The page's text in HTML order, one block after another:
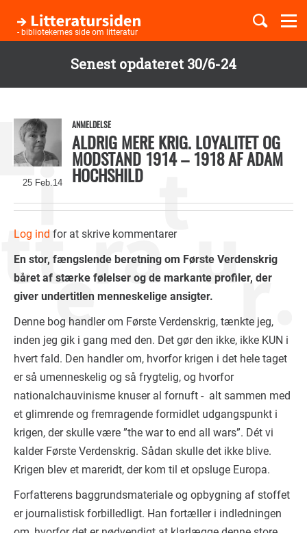
Senest opdateret 30/6-24
hovedindhold
- bibliotekernes side om litteratur
Børnebøger
25 Feb.14
ANMELDELSE
ALDRIG MERE KRIG. LOYALITET OG
MODSTAND 1914 – 1918 AF ADAM
HOCHSHILD
Log ind for at skrive kommentarer
En stor, fængslende beretning om Første Verdenskrig
båret af stærke følelser og de markante profiler, der
giver undertitlen menneskelige ansigter.
Denne bog handler om Første Verdenskrig, tænkte jeg,
inden jeg gik i gang med den. Det gør den ikke, ikke KUN i
hvert fald. Den handler om, hvorfor krigen i det hele taget
er så umenneskelig og så frygtelig, og hvorfor
nationalchauvinisme knuser al fornuft - alt sammen med
et glimrende og fremragende formidlet udgangspunkt i
krigen, der skulle være ”the war to end all wars”. Dét vi
kalder Første Verdenskrig. Sådan skulle det ikke blive.
Krigen blev et mareridt, der kom til et opsluge Europa.
Forfatterens baggrundsmateriale og opbygning af stoffet
er journalistisk forbilledligt. Han fortæller i indledningen